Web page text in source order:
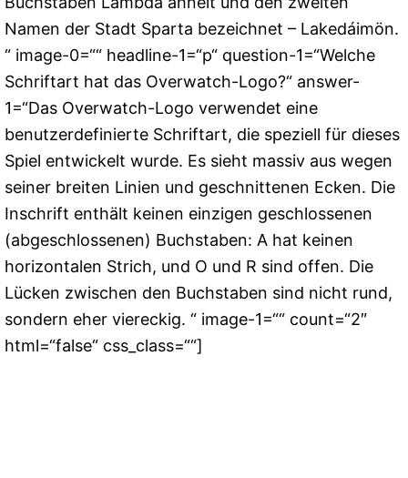
Namen der Stadt Sparta bezeichnet – Lakedáimön.
“ image-0=““ headline-1=“p“ question-1=“Welche
Schriftart hat das Overwatch-Logo?“ answer-
1=“Das Overwatch-Logo verwendet eine
benutzerdefinierte Schriftart, die speziell für dieses
Spiel entwickelt wurde. Es sieht massiv aus wegen
seiner breiten Linien und geschnittenen Ecken. Die
Inschrift enthält keinen einzigen geschlossenen
(abgeschlossenen) Buchstaben: A hat keinen
horizontalen Strich, und O und R sind offen. Die
Lücken zwischen den Buchstaben sind nicht rund,
sondern eher viereckig. “ image-1=““ count=“2″
html=“false“ css_class=““]